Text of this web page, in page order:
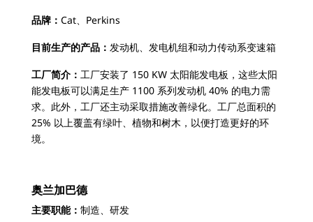
品牌： Cat、Perkins
目前生产的产品： 发动机、发电机组和动力传动系变速箱
工厂简介： 工厂安装了 150 KW 太阳能发电板，这些太阳
能发电板可以满足生产 1100 系列发动机 40% 的电力需
求。此外，工厂还主动采取措施改善绿化。工厂总面积的
25% 以上覆盖有绿叶、植物和树木，以便打造更好的环
境。
奥兰加巴德
主要职能： 制造、研发